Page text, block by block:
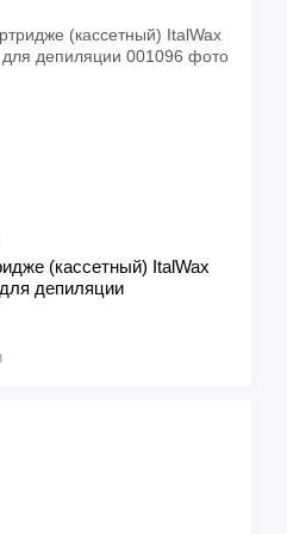
(кассетный) ItalWax
депиляции